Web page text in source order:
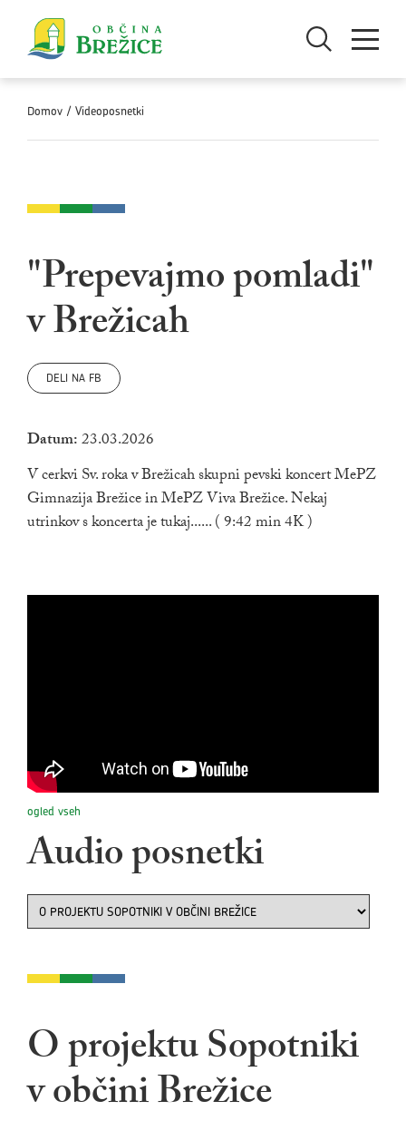
Odpri iskanjeOdpri meni
Domov / Videoposnetki
"Prepevajmo pomladi"
v Brežicah
DELI NA FB
Datum:23.03.2026
V cerkvi Sv. roka v Brežicah skupni pevski koncert MePZ
Gimnazija Brežice in MePZ Viva Brežice. Nekaj
utrinkov s koncerta je tukaj...... ( 9:42 min 4K )
ogled vseh
Audio posnetki
O projektu Sopotniki
v občini Brežice